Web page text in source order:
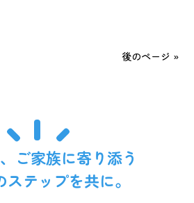
後のページ »
ご家族に寄り添う
テップを共に。